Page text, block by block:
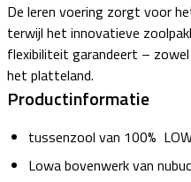
De leren voering zorgt voor
terwijl het innovatieve
flexibiliteit garandeert –
het platteland.
Productinformatie
tussenzool van 100%
Lowa bovenwerk van